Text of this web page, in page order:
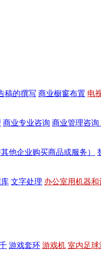
稿的撰写 商业橱窗布置 电
商业专业咨询 商业管理咨询
他企业购买商品或服务）
文字处理 办公室用机器
游戏套环 游戏机 室内足球